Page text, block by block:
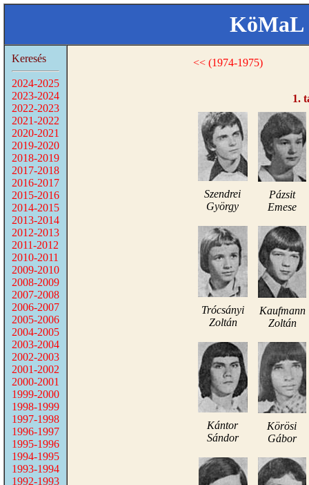
KöMaL
Keresés
2024-2025
2023-2024
2022-2023
2021-2022
2020-2021
2019-2020
2018-2019
2017-2018
2016-2017
2015-2016
2014-2015
2013-2014
2012-2013
2011-2012
2010-2011
2009-2010
2008-2009
2007-2008
2006-2007
2005-2006
2004-2005
2003-2004
2002-2003
2001-2002
2000-2001
1999-2000
1998-1999
1997-1998
1996-1997
1995-1996
1994-1995
1993-1994
1992-1993
<< (1974-1975)
1.
Szendrei
György
Pázsit
Emese
Trócsányi
Zoltán
Kaufmann
Zoltán
Kántor
Sándor
Körösi
Gábor